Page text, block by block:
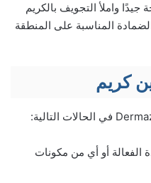
واملأ التجويف بالكريم
ثم ضع الضمادة المناسبة على المنطقة
كريم
الفعالة أو أي من مكونات